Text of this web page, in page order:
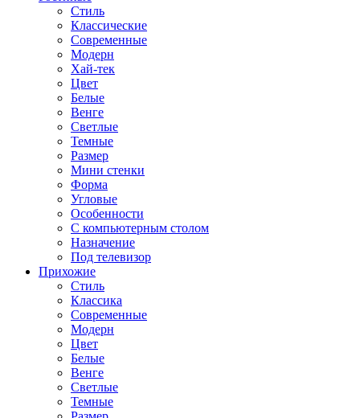
Стиль
Классические
Современные
Модерн
Хай-тек
Цвет
Белые
Венге
Светлые
Темные
Размер
Мини стенки
Форма
Угловые
Особенности
С компьютерным столом
Назначение
Под телевизор
Прихожие
Стиль
Классика
Современные
Модерн
Цвет
Белые
Венге
Светлые
Темные